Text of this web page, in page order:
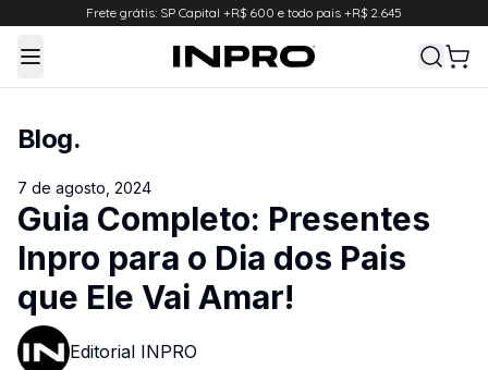
Frete grátis: SP Capital +R$ 600 e todo pais +R$ 2.645
Toggle Menu
Blog.
7 de agosto, 2024
Guia Completo: Presentes
Inpro para o Dia dos Pais
que Ele Vai Amar!
Editorial INPRO